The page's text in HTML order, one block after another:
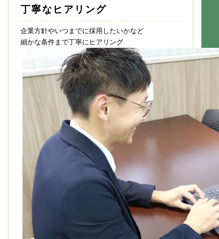
丁寧なヒアリング
企業方針やいつまでに採用したいかなど
細かな条件まで丁寧にヒアリング